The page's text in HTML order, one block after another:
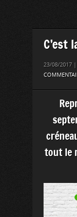
C’est
23/08/2017 |
tout le